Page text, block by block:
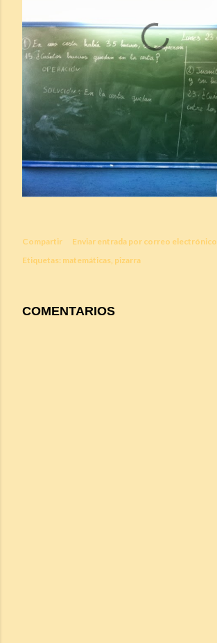
Compartir
Enviar entrada por correo electrónico
Etiquetas: matemáticas pizarra
COMENTARIOS